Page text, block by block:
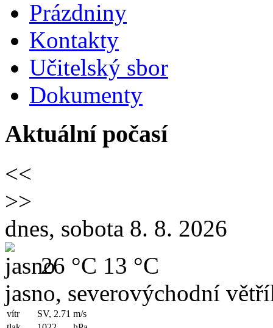
Prázdniny
Kontakty
Učitelský sbor
Dokumenty
Aktuální počasí
<<
>>
dnes, sobota 8. 8. 2026
26 °C 13 °C
jasno, severovýchodní
vítr SV, 2.71 m/s